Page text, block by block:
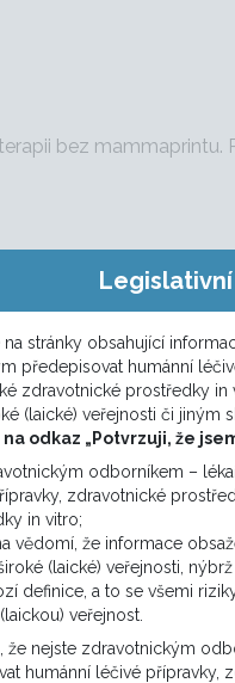
bez
léčbou a genomický
vyšetrenie Mammaprint
na stránky obsahující
předepisovat humánní
zdravotnické prostředky in
(laické) veřejnosti či jiným
odkaz „Potvrzuji, že
odborníkem –
zdravotnické
in vitro;
vědomí, že informace
(laické) veřejnosti,
definice, a to se všemi
veřejnost.
že nejste zdravotnickým
humánní léčivé přípravky,